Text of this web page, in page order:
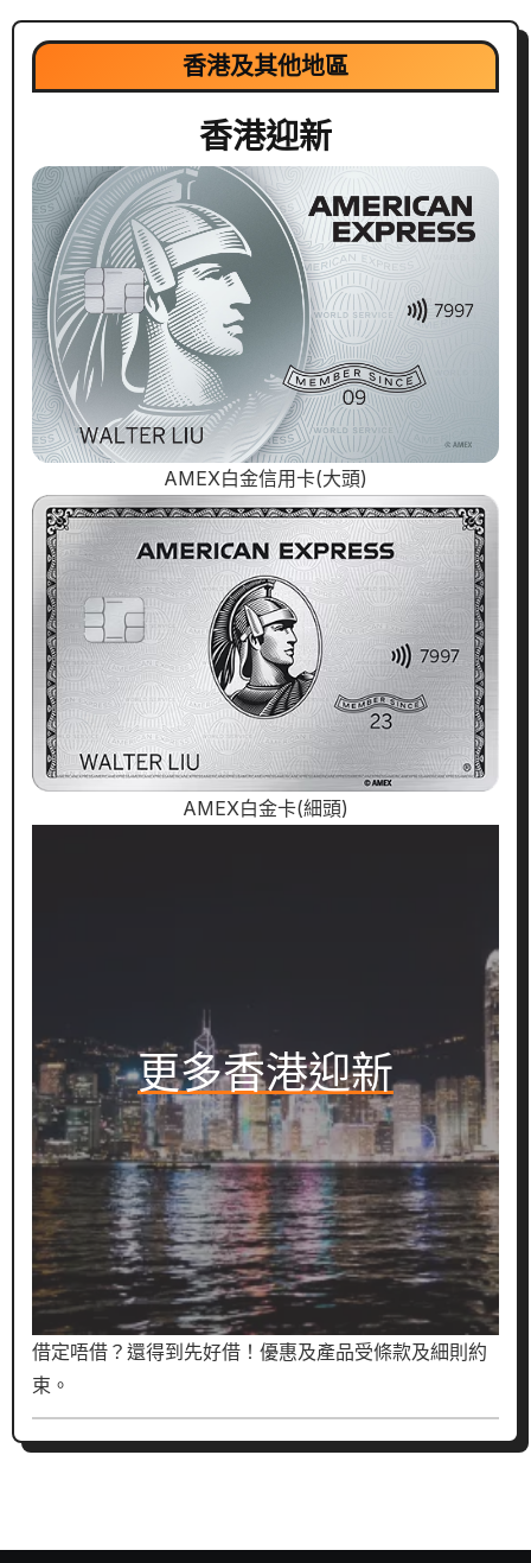
香港及其他地區
香港迎新
AMEX白金信用卡(大頭)
AMEX白金卡(細頭)
更多香港迎新
借定唔借？還得到先好借！優惠及產品受條款及細則約
束。